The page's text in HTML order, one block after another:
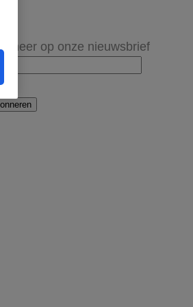
op onze nieuwsbrief